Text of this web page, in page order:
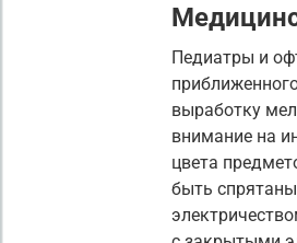
Педиатры и
выработку
внимание на
цвета
быть